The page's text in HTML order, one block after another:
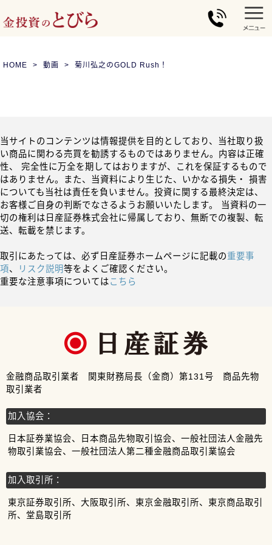
HOME 動画 菊川弘之のGOLD Rush！
当サイトのコンテンツは情報提供を目的としており、当社取り扱
い商品に関わる売買を勧誘するものではありません。内容は正確
性、 完全性に万全を期してはおりますが、これを保証するもので
はありません。また、当資料により生じた、いかなる損失・ 損害
についても当社は責任を負いません。投資に関する最終決定は、
お客様ご自身の判断でなさるようお願いいたします。 当資料の一
切の権利は日産証券株式会社に帰属しており、無断での複製、転
送、転載を禁じます。
取引にあたっては、必ず日産証券ホームページに記載の重要事
項、 リスク説明等をよくご確認ください。
重要な注意事項についてはこちら
金融商品取引業者 関東財務局長（金商）第131号 商品先物
取引業者
加入協会：
日本証券業協会、日本商品先物取引協会、一般社団法人金融先
物取引業協会、一般社団法人第二種金融商品取引業協会
加入取引所：
東京証券取引所、大阪取引所、東京金融取引所、東京商品取引
所、堂島取引所